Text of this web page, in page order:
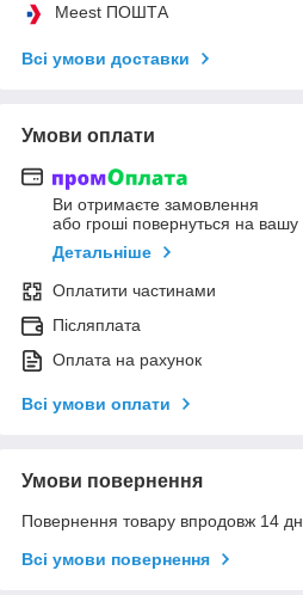
Meest ПОШТА
Всі умови доставки
Умови оплати
Ви отримаєте замовлення
або гроші повернуться на вашу
Детальніше
Оплатити частинами
Післяплата
Оплата на рахунок
Всі умови оплати
Умови повернення
Повернення товару впродовж 14
Всі умови повернення